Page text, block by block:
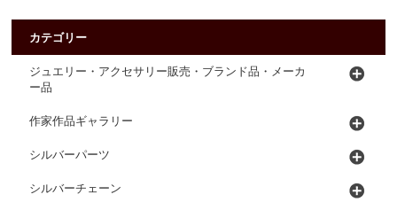
カテゴリー
ジュエリー・アクセサリー販売・ブランド品・メーカ
ー品
作家作品ギャラリー
シルバーパーツ
シルバーチェーン